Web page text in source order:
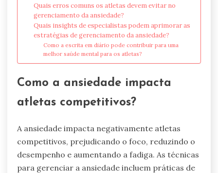
Quais erros comuns os atletas devem evitar no
gerenciamento da ansiedade?
Quais insights de especialistas podem aprimorar as
estratégias de gerenciamento da ansiedade?
Como a escrita em diário pode contribuir para uma
melhor saúde mental para os atletas?
Como a ansiedade impacta
atletas competitivos?
A ansiedade impacta negativamente atletas
competitivos, prejudicando o foco, reduzindo o
desempenho e aumentando a fadiga. As técnicas
para gerenciar a ansiedade incluem práticas de